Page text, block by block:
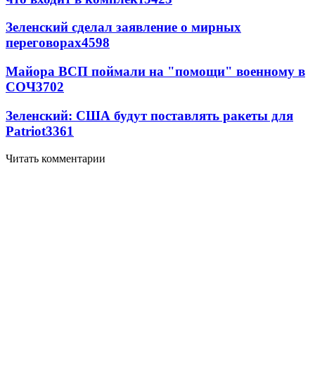
Зеленский сделал заявление о мирных
переговорах4598
Майора ВСП поймали на "помощи" военному в
СОЧ3702
Зеленский: США будут поставлять ракеты для
Patriot3361
Читать комментарии